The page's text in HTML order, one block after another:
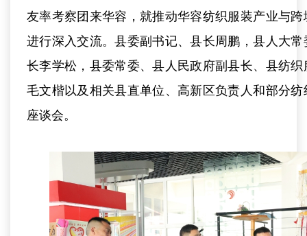
友率考察团来华容，就推动华容纺织服装产业与
进行深入交流。县委副书记、县长周鹏，县人大
长李学松，县委常委、县人民政府副县长、县纺
毛文楷以及相关县直单位、高新区负责人和部分
座谈会。